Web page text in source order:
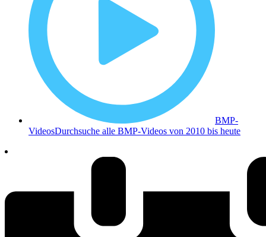
BMP-
VideosDurchsuche alle BMP-Videos von 2010 bis heute